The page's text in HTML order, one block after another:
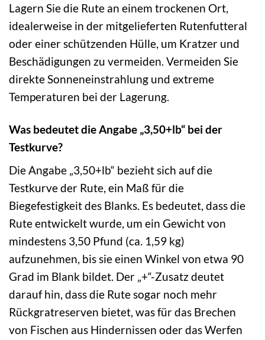
Lagern Sie die Rute an einem trockenen Ort,
idealerweise in der mitgelieferten Rutenfutteral
oder einer schützenden Hülle, um Kratzer und
Beschädigungen zu vermeiden. Vermeiden Sie
direkte Sonneneinstrahlung und extreme
Temperaturen bei der Lagerung.
Was bedeutet die Angabe „3,50+lb“ bei der
Testkurve?
Die Angabe „3,50+lb“ bezieht sich auf die
Testkurve der Rute, ein Maß für die
Biegefestigkeit des Blanks. Es bedeutet, dass die
Rute entwickelt wurde, um ein Gewicht von
mindestens 3,50 Pfund (ca. 1,59 kg)
aufzunehmen, bis sie einen Winkel von etwa 90
Grad im Blank bildet. Der „+“-Zusatz deutet
darauf hin, dass die Rute sogar noch mehr
Rückgratreserven bietet, was für das Brechen
von Fischen aus Hindernissen oder das Werfen